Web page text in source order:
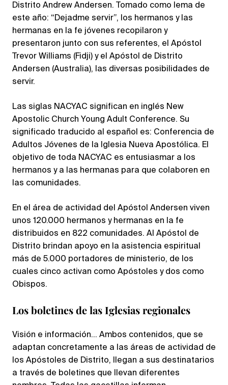
Distrito Andrew Andersen. Tomado como lema de
este año: “Dejadme servir”, los hermanos y las
hermanas en la fe jóvenes recopilaron y
presentaron junto con sus referentes, el Apóstol
Trevor Williams (Fidji) y el Apóstol de Distrito
Andersen (Australia), las diversas posibilidades de
servir.
Las siglas NACYAC significan en inglés New
Apostolic Church Young Adult Conference. Su
significado traducido al español es: Conferencia de
Adultos Jóvenes de la Iglesia Nueva Apostólica. El
objetivo de toda NACYAC es entusiasmar a los
hermanos y a las hermanas para que colaboren en
las comunidades.
En el área de actividad del Apóstol Andersen viven
unos 120.000 hermanos y hermanas en la fe
distribuidos en 822 comunidades. Al Apóstol de
Distrito brindan apoyo en la asistencia espiritual
más de 5.000 portadores de ministerio, de los
cuales cinco activan como Apóstoles y dos como
Obispos.
Los boletines de las Iglesias regionales
Visión e información… Ambos contenidos, que se
adaptan concretamente a las áreas de actividad de
los Apóstoles de Distrito, llegan a sus destinatarios
a través de boletines que llevan diferentes